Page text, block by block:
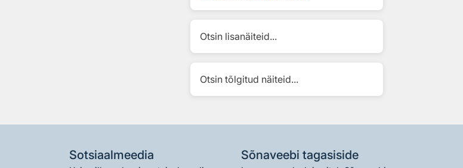
Otsin lisanäiteid...
Otsin tõlgitud näiteid...
Sotsiaalmeedia Sõnaveebi tagasiside